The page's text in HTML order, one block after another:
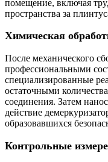
помещение, включая
пространства за
Химическая
После механического
профессиональными
специализированные
остаточными
соединения. Затем
действие
образовавшихся
Контрольные